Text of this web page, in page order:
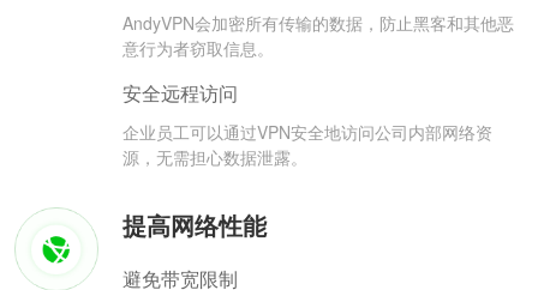
AndyVPN会加密所有传输的数据，防止黑客和其他恶
意行为者窃取信息。
安全远程访问
企业员工可以通过VPN安全地访问公司内部网络资
源，无需担心数据泄露。
提高网络性能
避免带宽限制